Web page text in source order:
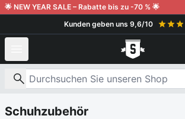
Weiter zum Inhalt
🌟 NEW YEAR SALE – Rabatte bis zu -70 % 🌟
Kunden geben uns 9,6/10
Nach Produkten suchen
Schuhzubehör